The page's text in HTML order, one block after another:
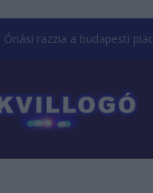
Óriási razzia a budapesti